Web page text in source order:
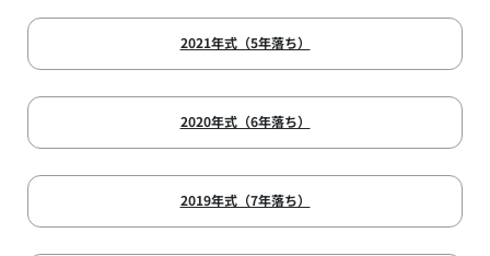
2021年式（5年落ち）
2020年式（6年落ち）
2019年式（7年落ち）